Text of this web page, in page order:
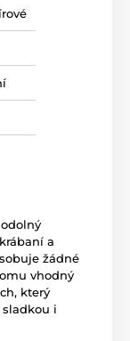
a
žádné
vhodný
který
i